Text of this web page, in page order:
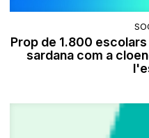
Prop de 1.800
sardana com a